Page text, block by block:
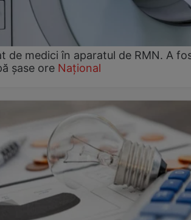
de medici în aparatul de RMN. A
șase ore Național